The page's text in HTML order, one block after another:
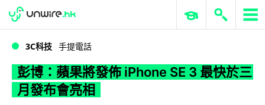
WWDC 2026 ERP 與商業 AI
3C科技 手提電話
彭博：蘋果將發佈 iPhone SE 3 最快於三
月發布會亮相